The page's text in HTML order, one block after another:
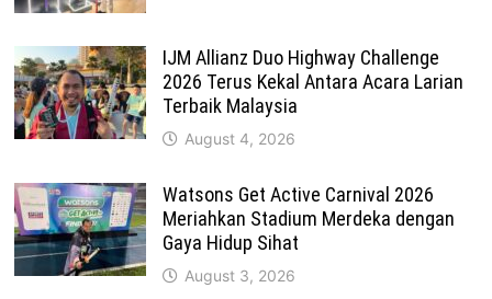
IJM Allianz Duo Highway Challenge
2026 Terus Kekal Antara Acara Larian
Terbaik Malaysia
August 4, 2026
Watsons Get Active Carnival 2026
Meriahkan Stadium Merdeka dengan
Gaya Hidup Sihat
August 3, 2026